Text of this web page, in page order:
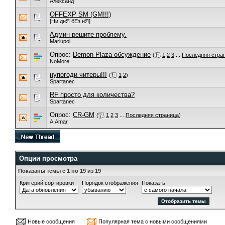
OFFEXP SM (GM!!!)
[Ни днЯ бЕз нЯ]
Админ решите проблему.
Mariupol
Опрос: Demon Plaza обсуждение ( 1 2 3 Последняя
NoMore
нупогоди читеры!!! ( 1 2)
Spartanec
RF просто для количества?
Spartanec
Опрос: CR-GM ( 1 2 3 Последняя страница)
A.Amar
Опции просмотра
Показаны темы с 1 по 19 из 19
Критерий сортировки
Порядок отображения Показать
Новые сообщения Популярная тема с новыми сообщениями